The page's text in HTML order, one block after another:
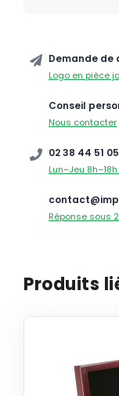
Demande de
Logo en pièce
Conseil
Nous contacter
02 38 44 51 05
Lun–Jeu 8h–18h
Réponse sous
Produits